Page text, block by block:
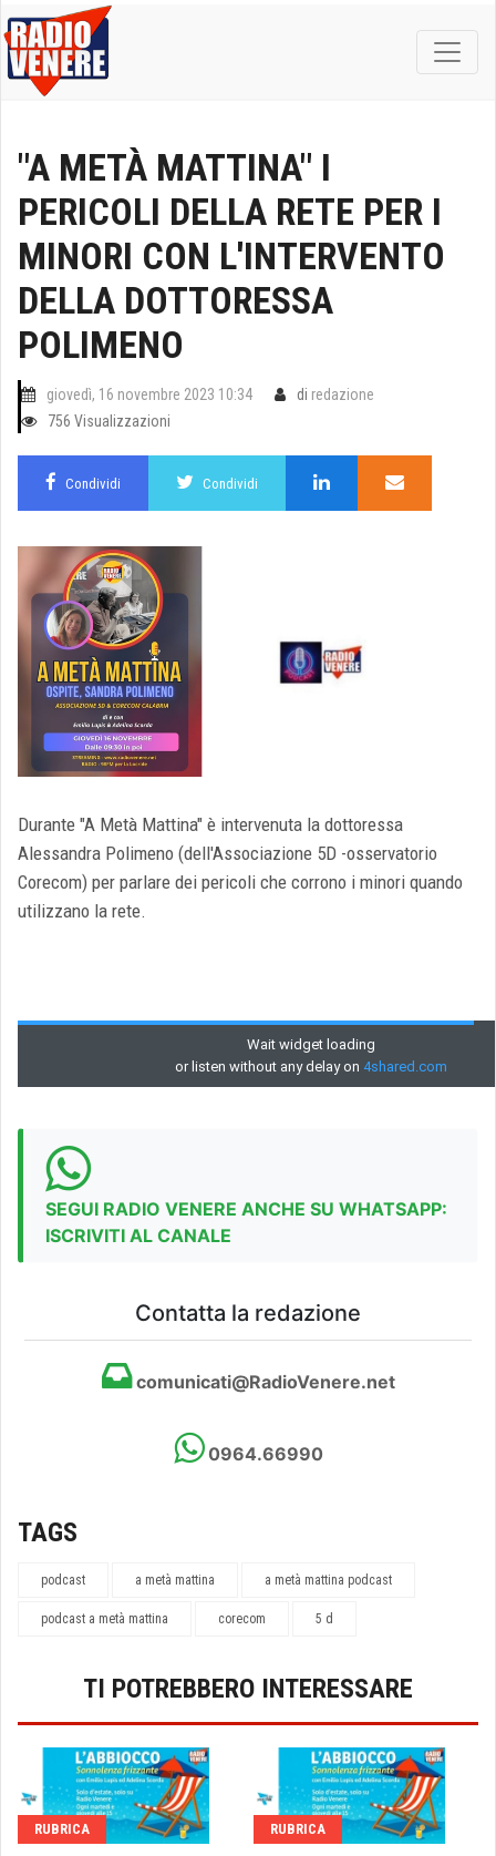
"A METÀ MATTINA" I
PERICOLI DELLA RETE PER I
MINORI CON L'INTERVENTO
DELLA DOTTORESSA
POLIMENO
giovedì, 16 novembre 2023 10:34 di redazione
756 Visualizzazioni
Condividi Condividi
Durante "A Metà Mattina" è intervenuta la dottoressa
Alessandra Polimeno (dell'Associazione 5D -osservatorio
Corecom) per parlare dei pericoli che corrono i minori quando
utilizzano la rete.
SEGUI RADIO VENERE ANCHE SU WHATSAPP:
ISCRIVITI AL CANALE
Contatta la redazione
comunicati@RadioVenere.net
0964.66990
TAGS
podcast a metà mattina a metà mattina podcast
podcast a metà mattina corecom 5 d
TI POTREBBERO INTERESSARE
RUBRICA RUBRICA